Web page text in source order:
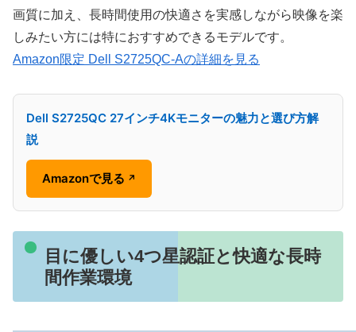
画質に加え、長時間使用の快適さを実感しながら映像を楽
しみたい方には特におすすめできるモデルです。
Amazon限定 Dell S2725QC-Aの詳細を見る
Dell S2725QC 27インチ4Kモニターの魅力と選び方解
説
Amazonで見る ↗
目に優しい4つ星認証と快適な長時
間作業環境